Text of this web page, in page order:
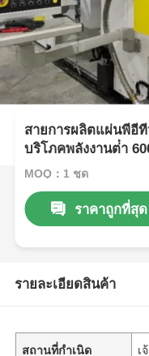
สายการผลิตแผ่นพีอี
บริโภคพลังงานต่ํา
MOQ：1 ชุด
ราคาถูกที่สุด
รายละเอียดสินค้า
สถานที่กำเนิด เ